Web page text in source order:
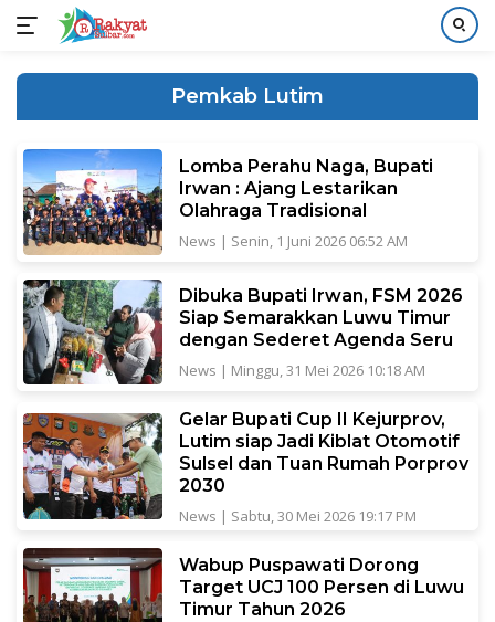
Pemkab Lutim
Lomba Perahu Naga, Bupati
Irwan : Ajang Lestarikan
Olahraga Tradisional
News | Senin, 1 Juni 2026 06:52 AM
‎‎Dibuka Bupati Irwan, FSM 2026
Siap Semarakkan Luwu Timur
dengan Sederet Agenda Seru
News | Minggu, 31 Mei 2026 10:18 AM
Gelar Bupati Cup II Kejurprov,
Lutim siap Jadi Kiblat Otomotif
Sulsel dan Tuan Rumah Porprov
2030
News | Sabtu, 30 Mei 2026 19:17 PM
Wabup Puspawati Dorong
Target UCJ 100 Persen di Luwu
Timur Tahun 2026